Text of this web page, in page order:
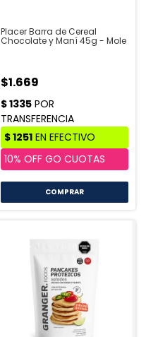
Placer Barra de Cereal
Chocolate y Maní 45g - Mole
$1.669